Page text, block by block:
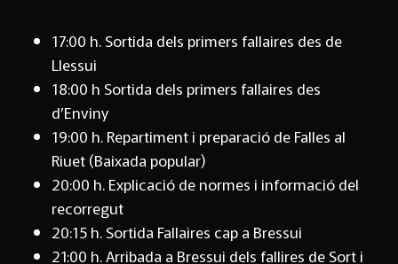
17:00 h. Sortida dels primers fallaires des de
Llessui
18:00 h Sortida dels primers fallaires des
d’Enviny
19:00 h. Repartiment i preparació de Falles al
Riuet (Baixada popular)
20:00 h. Explicació de normes i informació del
recorregut
20:15 h. Sortida Fallaires cap a Bressui
21:00 h. Arribada a Bressui dels fallires de Sort i